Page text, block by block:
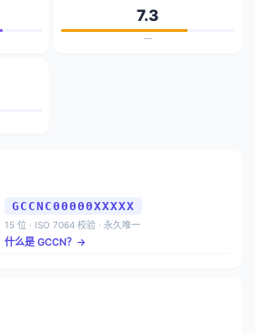
7.3
—
GCCNC00000XXXXX
15 位 · ISO 7064 校验 · 永久唯一
什么是 GCCN？→